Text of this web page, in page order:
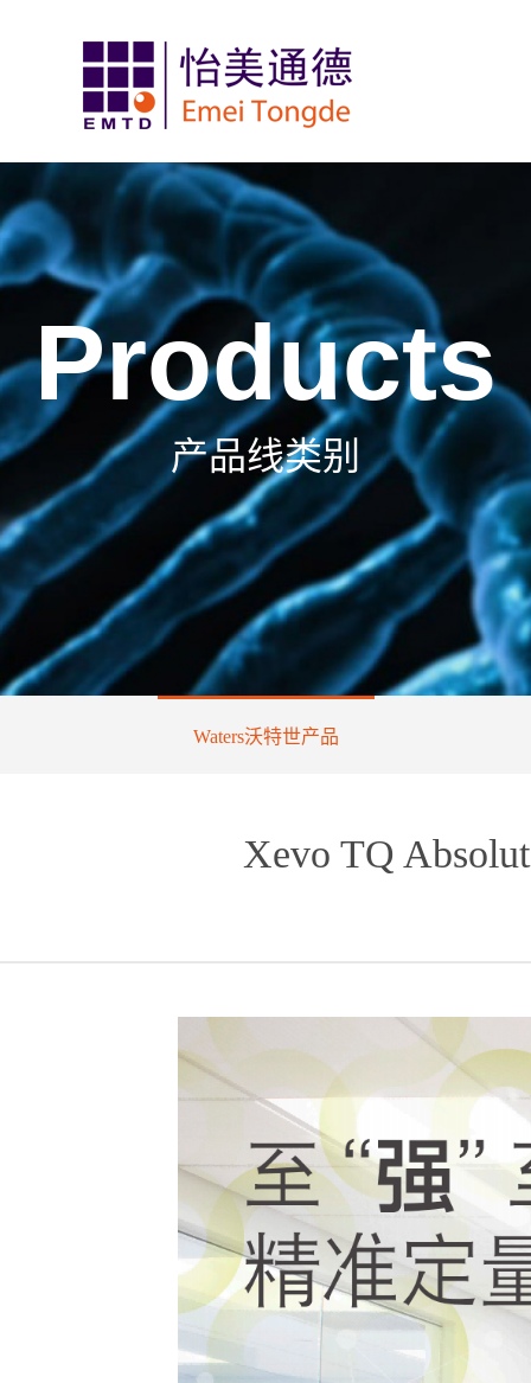
Products
产品线类别
Waters沃特世产品
Xevo TQ